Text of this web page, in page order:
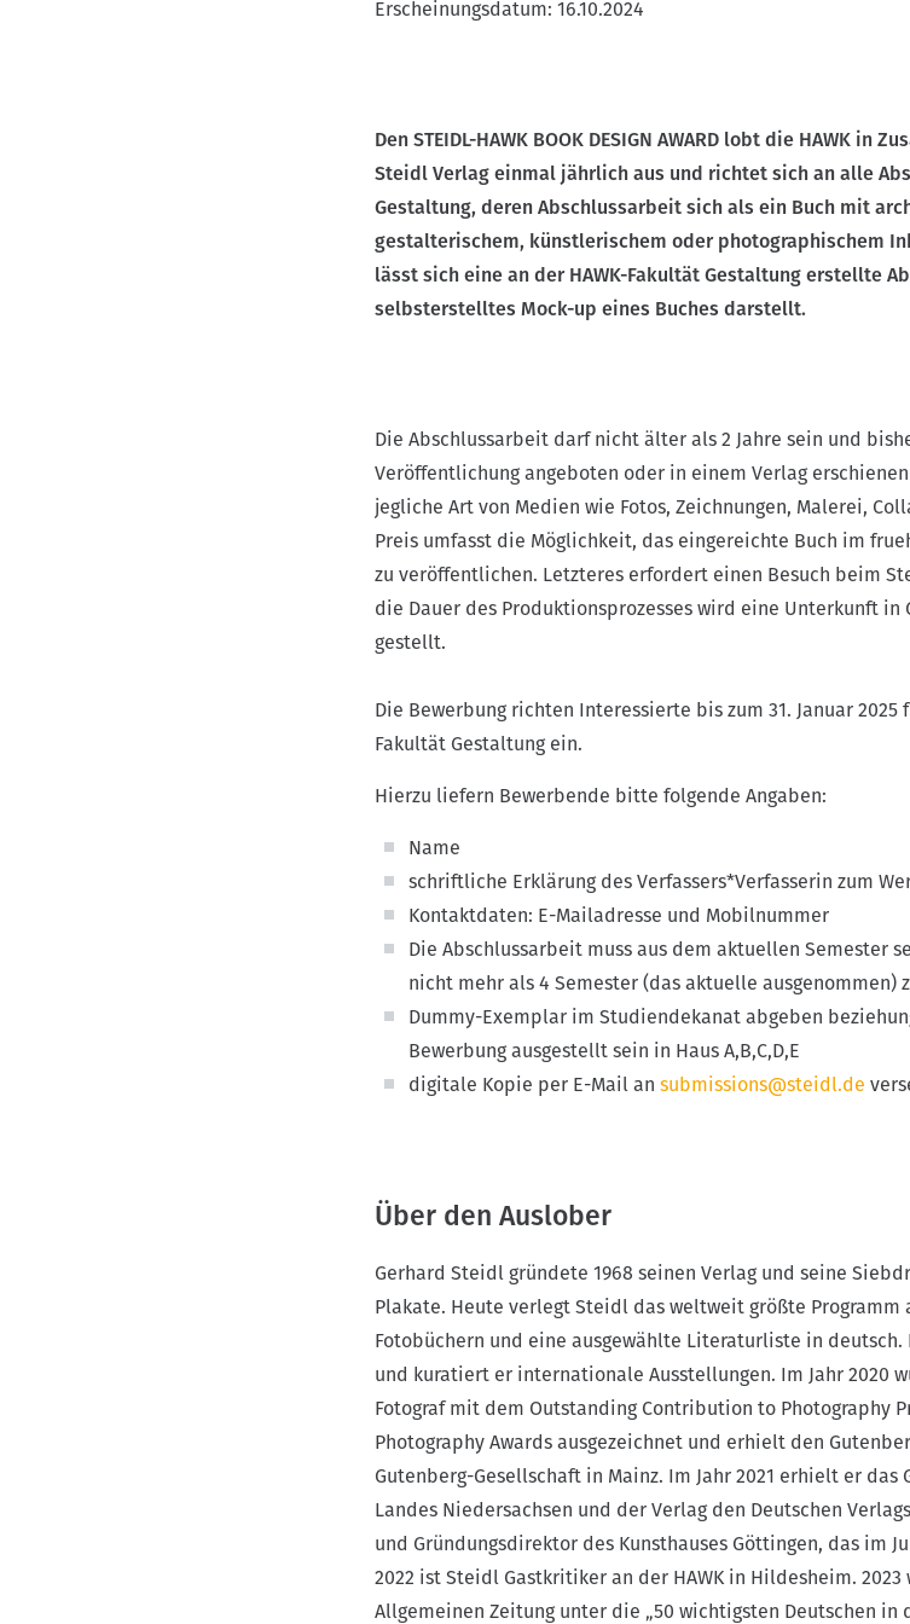
a
t
i
o
n
Erscheinungsdatum: 16.10.2024
Den STEIDL-HAWK BOOK DESIGN AWARD lobt die HAWK in
Steidl Verlag einmal jährlich aus und richtet sich an alle
Gestaltung, deren Abschlussarbeit sich als ein Buch mit
gestalterischem, künstlerischem oder photographischem
lässt sich eine an der HAWK-Fakultät Gestaltung erstellte
selbsterstelltes Mock-up eines Buches darstellt.
Die Abschlussarbeit darf nicht älter als 2 Jahre sein und
Veröffentlichung angeboten oder in einem Verlag erschienen
jegliche Art von Medien wie Fotos, Zeichnungen, Malerei,
Preis umfasst die Möglichkeit, das eingereichte Buch im
zu veröffentlichen. Letzteres erfordert einen Besuch beim
die Dauer des Produktionsprozesses wird eine Unterkunft in
gestellt.
Die Bewerbung richten Interessierte bis zum 31. Januar 2025
Fakultät Gestaltung ein.
Hierzu liefern Bewerbende bitte folgende Angaben:
Name
schriftliche Erklärung des Verfassers*Verfasserin zum
Kontaktdaten: E-Mailadresse und Mobilnummer
Die Abschlussarbeit muss aus dem aktuellen Semester
nicht mehr als 4 Semester (das aktuelle ausgenommen)
Dummy-Exemplar im Studiendekanat abgeben
Bewerbung ausgestellt sein in Haus A,B,C,D,E
digitale Kopie per E-Mail an submissions@steidl.de
Über den Auslober
Gerhard Steidl gründete 1968 seinen Verlag und seine
Plakate. Heute verlegt Steidl das weltweit größte Programm
Fotobüchern und eine ausgewählte Literaturliste in
und kuratiert er internationale Ausstellungen. Im Jahr 2020
Fotograf mit dem Outstanding Contribution to Photography
Photography Awards ausgezeichnet und erhielt den
Gutenberg-Gesellschaft in Mainz. Im Jahr 2021 erhielt er das
Landes Niedersachsen und der Verlag den Deutschen
und Gründungsdirektor des Kunsthauses Göttingen, das im
2022 ist Steidl Gastkritiker an der HAWK in Hildesheim.
Allgemeinen Zeitung unter die „50 wichtigsten Deutschen in